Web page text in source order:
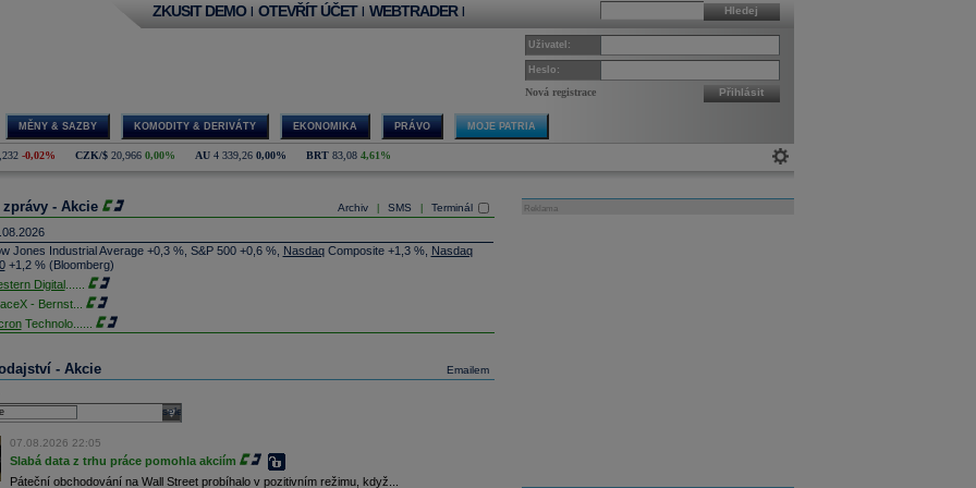
Hledej
ZKUSIT DEMO | OTEVŘÍT ÚČET | WEBTRADER |
Uživatel:
Heslo:
Nová registrace Přihlásit
MĚNY & SAZBY KOMODITY & DERIVÁTY EKONOMIKA PRÁVO MOJE PATRIA
-0,02% CZK/$ 20,966 0,00% AU 4 339,26 0,00% BRT 83,08 4,61%
Archiv SMS Terminál
zprávy - Akcie
Jones Industrial Average +0,3 %, S&P 500 +0,6 %, NasdaqComposite +1,3 %, Nasdaq
+1,2 % (Bloomberg)
Digital......
- Bernst...
Technolo......
obchodů s akciemi na pražské burze za dnešní den je 0,831 mld. Kč. Průměrný objem
za poslední rok je 0,665 mld. Kč.
výroby balistických střel ATACMS ve spolupráci s americkou firmou
dobu potrvá. Agentuře Reuters to řekl generální ředitel německé zbrojovky
Papperger. Společná výroba s Lockheedem v Německu by podle něj mohla pomoci
arzenál Spojeným státům, které mají zvýšenou spotřebu střel kvůli válce s Íránem
Emailem
- Akcie
select
07.08.2026 22:05
Slabá data z trhu práce pomohla akciím
Páteční obchodování na Wall Street probíhalo v pozitivním režimu, když...
Reklama